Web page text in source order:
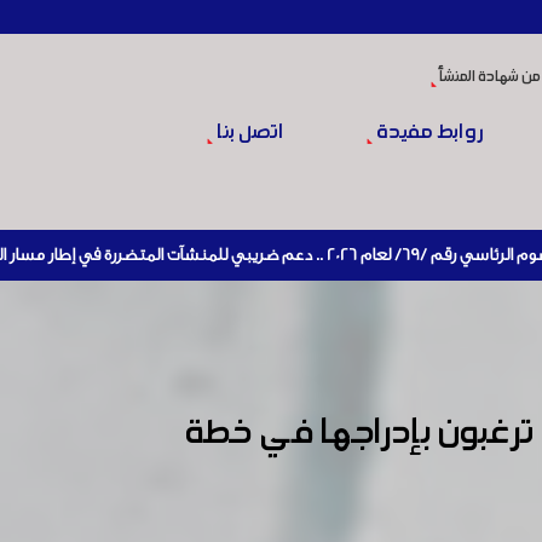
شهادة المنشأ
روابط مفيدة اتصل بنا
بإدراجها في خطة